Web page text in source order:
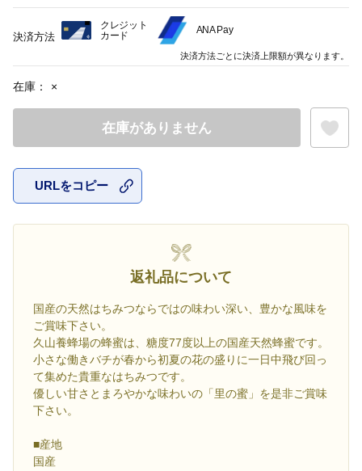
在庫： ×
在庫がありません
URLをコピー
返礼品について
国産の天然はちみつならではの味わい深い、豊かな風味を
ご賞味下さい。
久山養蜂場の蜂蜜は、糖度77度以上の国産天然蜂蜜です。
小さな働きバチが春から初夏の花の盛りに一日中飛び回っ
て集めた貴重なはちみつです。
優しい甘さとまろやかな味わいの「里の蜜」を是非ご賞味
下さい。
■産地
国産
決済方法
クレジット
カード
ANA Pay
決済方法ごとに決済上限額が異なります。